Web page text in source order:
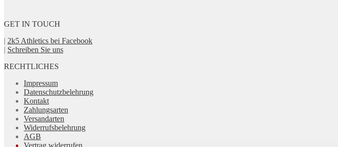
GET IN TOUCH
| 2k5 Athletics bei Facebook
| Schreiben Sie uns
RECHTLICHES
Impressum
Datenschutzbelehrung
Kontakt
Zahlungsarten
Versandarten
Widerrufsbelehrung
AGB
Vertrag widerrufen